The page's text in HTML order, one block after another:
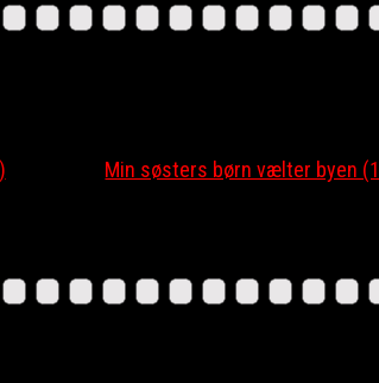
Min søsters børn vælter byen (1968)